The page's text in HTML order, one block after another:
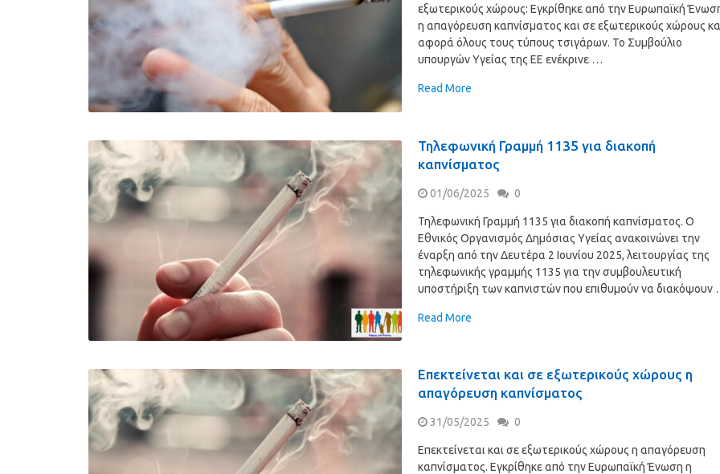
εξωτερικούς χώρους: Εγκρίθηκε από την Ευρωπαϊκή
η απαγόρευση καπνίσματος και σε εξωτερικούς χώρους
αφορά όλους τους τύπους τσιγάρων. Το Συμβούλιο
υπουργών Υγείας της ΕΕ ενέκρινε …
Read More
Τηλεφωνική Γραμμή 1135 για διακοπή
καπνίσματος
01/06/2025 0
Τηλεφωνική Γραμμή 1135 για διακοπή καπνίσματος. Ο
Εθνικός Οργανισμός Δημόσιας Υγείας ανακοινώνει την
έναρξη από την Δευτέρα 2 Ιουνίου 2025, λειτουργίας της
τηλεφωνικής γραμμής 1135 για την συμβουλευτική
υποστήριξη των καπνιστών που επιθυμούν να διακόψουν
Read More
Επεκτείνεται και σε εξωτερικούς χώρους η
απαγόρευση καπνίσματος
31/05/2025 0
Επεκτείνεται και σε εξωτερικούς χώρους η απαγόρευση
καπνίσματος. Εγκρίθηκε από την Ευρωπαϊκή Ένωση η